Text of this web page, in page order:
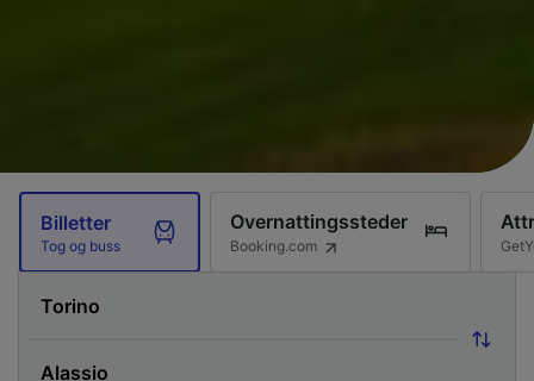
Billetter
Tog og buss
Overnattingssteder
Booking.com